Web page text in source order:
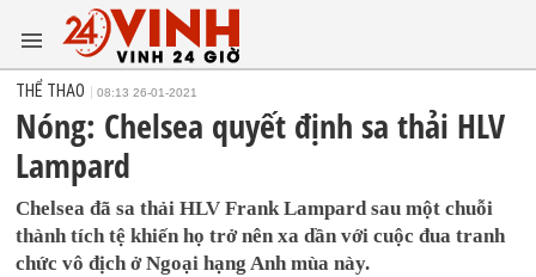
THỂ THAO 08:13 26-01-2021
Nóng: Chelsea quyết định sa thải HLV
Lampard
Chelsea đã sa thải HLV Frank Lampard sau một chuỗi
thành tích tệ khiến họ trở nên xa dần với cuộc đua tranh
chức vô địch ở Ngoại hạng Anh mùa này.